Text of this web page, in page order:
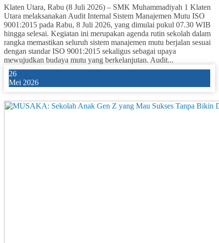
Klaten Utara, Rabu (8 Juli 2026) – SMK Muhammadiyah 1 Klaten
Utara melaksanakan Audit Internal Sistem Manajemen Mutu ISO
9001:2015 pada Rabu, 8 Juli 2026, yang dimulai pukul 07.30 WIB
hingga selesai. Kegiatan ini merupakan agenda rutin sekolah dalam
rangka memastikan seluruh sistem manajemen mutu berjalan sesuai
dengan standar ISO 9001:2015 sekaligus sebagai upaya
mewujudkan budaya mutu yang berkelanjutan. Audit...
26
Mei 2026